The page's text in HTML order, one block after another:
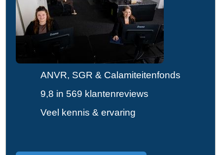
ANVR, SGR & Calamiteitenfonds
9,8 in 569 klantenreviews
Veel kennis & ervaring